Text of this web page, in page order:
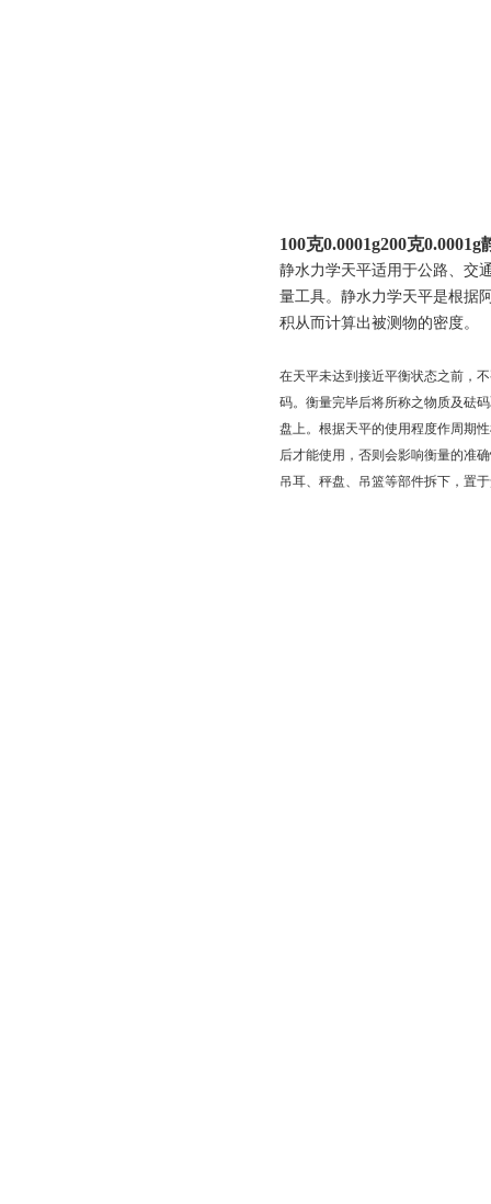
100克0.0001g200克
静水力学天平适用于公路、交
量工具。静水力学天平是根据
积从而计算出被测物的密度。
在天平未达到接近平衡状态之前，
码。衡量完毕后将所称之物质及砝
盘上。根据天平的使用程度作周期
后才能使用，否则会影响衡量的准
吊耳、秤盘、吊篮等部件拆下，置